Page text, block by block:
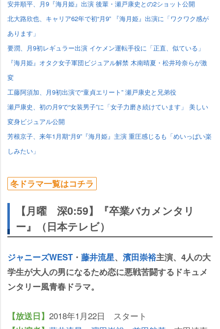
安井順平、月9『海月姫』出演 後輩・瀬戸康史との2ショット公開
北大路欣也、キャリア62年で初“月9” 『海月姫』出演に「ワクワク感が
あります」
要潤、月9初レギュラー出演 イケメン運転手役に「正直、似ている」
『海月姫』オタク女子軍団ビジュアル解禁 木南晴夏・松井玲奈らが激
変
工藤阿須加、月9初出演で“童貞エリート” 瀬戸康史と兄弟役
瀬戸康史、初の月9で“女装男子”に「女子力磨き続けています」 美しい
変身ビジュアル公開
芳根京子、来年1月期“月9”『海月姫』主演 重圧感じるも「めいっぱい楽
しみたい」
冬ドラマ一覧はコチラ
【月曜 深0:59】『卒業バカメンタリ
ー』（日本テレビ）
ジャニーズWEST・ 藤井流星、 濱田崇裕主演、4人の大
学生が大人の男になるため恋に悪戦苦闘するドキュメ
ンタリー風青春ドラマ。
【放送日】 2018年1月22日 スタート